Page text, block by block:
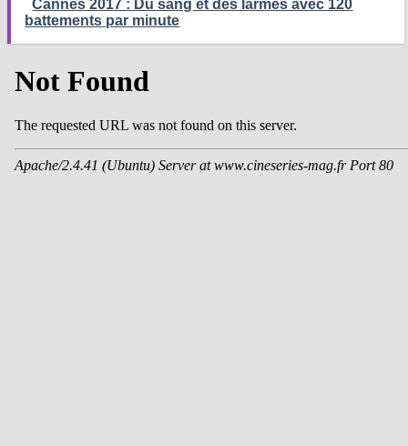
Cannes 2017 : Du sang et des larmes avec 120
battements par minute